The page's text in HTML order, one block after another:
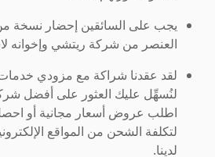
يجب على السائقين إحضار نسخة
العنصر من شركة ريتشي وإخوانه
لقد عقدنا شراكة مع مزودي
لنُسهِّل عليك العثور على أفضل
اطلب عروض أسعار مجانية أو
لتكلفة الشحن من المواقع
لدينا.